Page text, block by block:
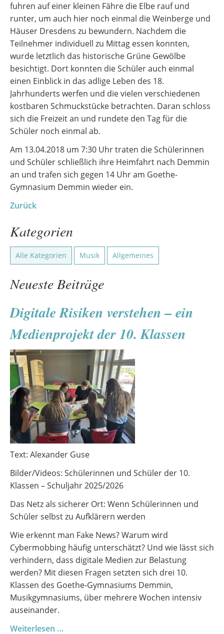
fuhren auf einer kleinen Fähre die Elbe rauf und
runter, um auch hier noch einmal die Weinberge und
Häuser Dresdens zu bewundern. Nachdem die
Teilnehmer individuell zu Mittag essen konnten,
wurde letztlich das historische Grüne Gewölbe
besichtigt. Dort konnten die Schüler auch einmal
einen Einblick in das adlige Leben des 18.
Jahrhunderts werfen und die vielen verschiedenen
kostbaren Schmuckstücke betrachten. Daran schloss
sich die Freizeit an und rundete den Tag für die
Schüler noch einmal ab.
Am 13.04.2018 um 7:30 Uhr traten die Schülerinnen
und Schüler schließlich ihre Heimfahrt nach Demmin
an und trafen sich gegen 14 Uhr am Goethe-
Gymnasium Demmin wieder ein.
Zurück
Kategorien
Alle Kategorien Musik Allgemeines
Neueste Beiträge
Digitale Risiken verstehen – ein
Medienprojekt der 10. Klassen
Text: Alexander Guse
Bilder/Videos: Schülerinnen und Schüler der 10.
Klassen – Schuljahr 2025/2026
Das Netz als sicherer Ort: Wenn Schülerinnen und
Schüler selbst zu Aufklärern werden
Wie erkennt man Fake News? Warum wird
Cybermobbing häufig unterschätzt? Und wie lässt sich
verhindern, dass digitale Medien zur Belastung
werden? Mit diesen Fragen setzten sich drei 10.
Klassen des Goethe-Gymnasiums Demmin,
Musikgymnasiums, über mehrere Wochen intensiv
auseinander.
Weiterlesen …